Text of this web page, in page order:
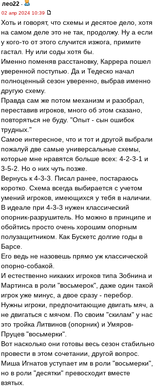
лео22 -
02 апр 2024 10:39
Хоть и говорят, что схемы и десятое дело, хотя
на самом деле это не так, продолжу. Ну а если
у кого-то от этого случится изжога, примите
гастал. Ну или соды хотя бы.
Именно поменяв расстановку, Каррера пошел
уверенной поступью. Да и Тедеско начал
полноценный сезон уверенно, выбрав именно
другую схему.
Правда сам же потом механизм и разобрал,
переставив игроков, много об этом сказано,
повторяться не буду. "Опыт - сын ошибок
трудных."
Самое интересное, что и тот и другой выбрали
пожалуй две самые универсальные схемы,
которые мне нравятся больше всех: 4-2-3-1 и
3-5-2. Но о них чуть позже.
Вернусь к 4-3-3. Писал ранее, постараюсь
коротко. Схема всегда выбирается с учетом
умений игроков, имеющихся у тебя в наличии.
В идеале при 4-3-3 нужен классический
опорник-разрушитель. Но можно в принципе и
обойтись просто очень хорошим опорным
полузащитником. Как Бускетс долгие годы в
Барсе.
Его ведь не назовешь прямо уж классической
опорно-собакой.
И естественно никаких игроков типа Зобнина и
Мартинса в роли "восьмерок", даже один такой
игрок уже минус, а двое сразу - перебор.
Нужны игроки, предпочитающие двигать мяч, а
не двигаться с мячом. По своим "скилам" у нас
это тройка Литвинов (опорник) и Умяров-
Пруцев "восьмерки".
Вот насколько они готовы весь сезон стабильно
провести в этом сочетании, другой вопрос.
Миша Игнатов уступает им в роли "восьмерки",
но в роли "десятки" превосходит вместе
взятых.